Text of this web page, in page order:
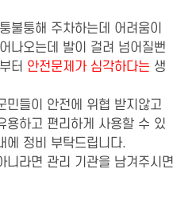
불퉁해 주차하는데 어려움이
나오는데 발이 걸려 넘어질뻔
터 안전문제가 심각하다는 생
민들이 안전에 위협 받지않고
용하고 편리하게 사용할 수 있
에 정비 부탁드립니다.
니라면 관리 기관을 남겨주시면